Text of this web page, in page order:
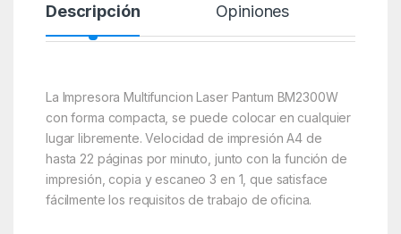
Descripción Opiniones
La Impresora Multifuncion Laser Pantum BM2300W
con forma compacta, se puede colocar en cualquier
lugar libremente. Velocidad de impresión A4 de
hasta 22 páginas por minuto, junto con la función de
impresión, copia y escaneo 3 en 1, que satisface
fácilmente los requisitos de trabajo de oficina.